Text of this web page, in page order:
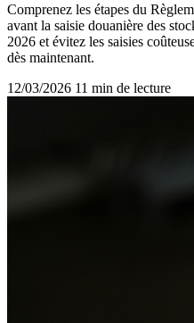
Comprenez les étapes du
avant la saisie douanière des
2026 et évitez les saisies
dès maintenant.
12/03/2026 11 min de lecture